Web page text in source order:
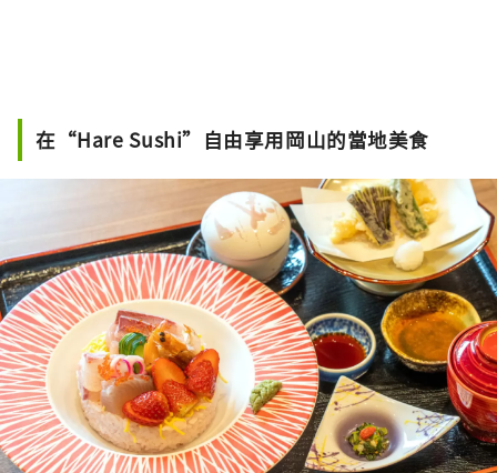
在“Hare Sushi”自由享用岡山的當地美食